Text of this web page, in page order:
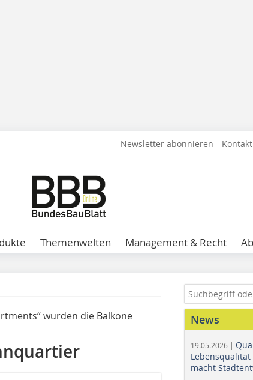
Newsletter abonnieren
Themenwelten Management & Recht
wurden die Balkone
News
19.05.2026 |
macht